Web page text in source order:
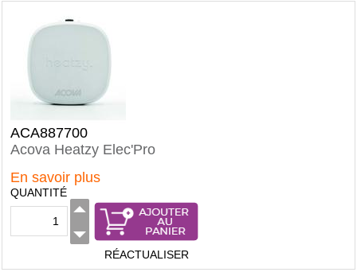
ACA887700
Acova Heatzy Elec'Pro
En savoir plus
QUANTITÉ
RÉACTUALISER